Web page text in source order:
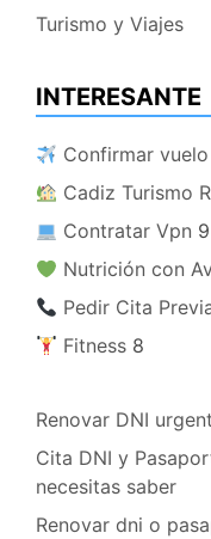
Turismo y Viajes
INTERESANTE
​ Confirmar vuelo
Cadiz Turismo
​ Contratar Vpn 9
Nutrición con
Pedir Cita
​ Fitness 8
Renovar DNI
Cita DNI y
necesitas saber
Renovar dni o